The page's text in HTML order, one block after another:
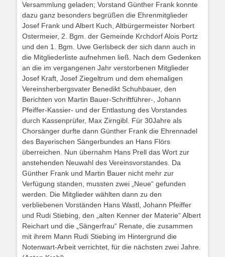
Versammlung geladen; Vorstand Günther Frank konnte
dazu ganz besonders begrüßen die Ehrenmitglieder
Josef Frank und Albert Kuch, Altbürgermeister Norbert
Ostermeier, 2. Bgm. der Gemeinde Krchdorf Alois Portz
und den 1. Bgm. Uwe Gerlsbeck der sich dann auch in
die Mitgliederliste aufnehmen ließ. Nach dem Gedenken
an die im vergangenen Jahr verstorbenen Mitglieder
Josef Kraft, Josef Ziegeltrum und dem ehemaligen
Vereinsherbergsvater Benedikt Schuhbauer, den
Berichten von Martin Bauer-Schriftführer-, Johann
Pfeiffer-Kassier- und der Entlastung des Vorstandes
durch Kassenprüfer, Max Zirngibl. Für 30Jahre als
Chorsänger durfte dann Günther Frank die Ehrennadel
des Bayerischen Sängerbundes an Hans Flörs
überreichen. Nun übernahm Hans Prell das Wort zur
anstehenden Neuwahl des Vereinsvorstandes. Da
Günther Frank und Martin Bauer nicht mehr zur
Verfügung standen, mussten zwei „Neue“ gefunden
werden. Die Mitglieder wählten dann zu den
verbliebenen Vorständen Hans Wastl, Johann Pfeiffer
und Rudi Stiebing, den „alten Kenner der Materie“ Albert
Reichart und die „Sängerfrau“ Renate, die zusammen
mit ihrem Mann Rudi Stiebing im Hintergrund die
Notenwart-Arbeit verrichtet, für die nächsten zwei Jahre.